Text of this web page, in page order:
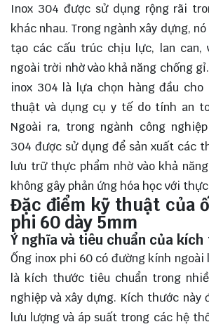
Inox 304 được sử dụng rộng rãi
khác nhau. Trong ngành xây dựng,
tạo các cấu trúc chịu lực, lan can,
ngoài trời nhờ vào khả năng chống
inox 304 là lựa chọn hàng đầu
thuật và dụng cụ y tế do tính an
Ngoài ra, trong ngành công
304 được sử dụng để sản xuất các
lưu trữ thực phẩm nhờ vào khả
không gây phản ứng hóa học với
Đặc điểm kỹ thuật của
phi 60 dày 5mm
Ý nghĩa và tiêu chuẩn của
Ống inox phi 60 có đường kính ngoài
là kích thước tiêu chuẩn trong
nghiệp và xây dựng. Kích thước này
lưu lượng và áp suất trong các hệ